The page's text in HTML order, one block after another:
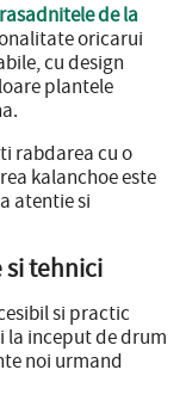
de la
oricarui
cu design
plantele
rabdarea cu o
kalanchoe este
atentie si
tehnici
si practic
la inceput de drum
noi urmand